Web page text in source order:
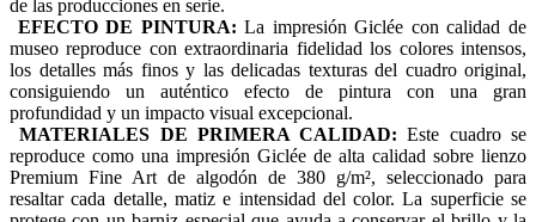
de las producciones en serie.
EFECTO DE PINTURA: La impresión Giclée con calidad de
museo reproduce con extraordinaria fidelidad los colores intensos,
los detalles más finos y las delicadas texturas del cuadro original,
consiguiendo un auténtico efecto de pintura con una gran
profundidad y un impacto visual excepcional.
MATERIALES DE PRIMERA CALIDAD: Este cuadro se
reproduce como una impresión Giclée de alta calidad sobre lienzo
Premium Fine Art de algodón de 380 g/m², seleccionado para
resaltar cada detalle, matiz e intensidad del color. La superficie se